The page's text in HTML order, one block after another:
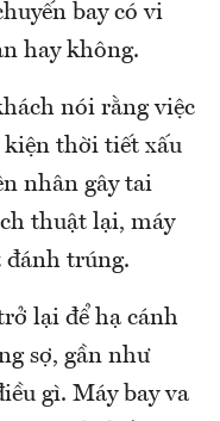
bay có vi
hay không.
nói rằng việc
kiện thời tiết xấu
nhân gây tai
thuật lại, máy
đánh trúng.
lại để hạ cánh
sợ, gần như
gì. Máy bay va